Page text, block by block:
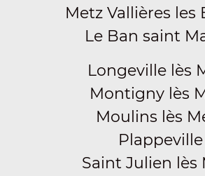
Metz Vallières les
Le Ban saint
Longeville lès
Montigny lès
Moulins lès
Plappeville
Saint Julien lès